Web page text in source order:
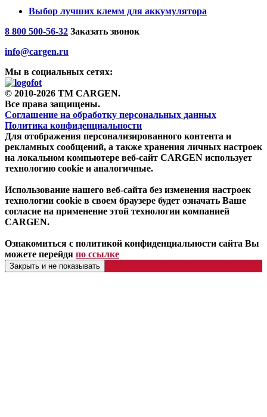
Выбор лучших клемм для аккумулятора
8 800 500-56-32 Заказать звонок
info@cargen.ru
Мы в социальных сетях:
© 2010-2026 TM CARGEN.
Все права защищены.
Соглашение на обработку персональных данных
Политика конфиденциальности
Для отображения персонализированного контента и
рекламных сообщений, а также хранения личных настроек
на локальном компьютере веб-сайт CARGEN использует
технологию cookie и аналогичные.
Использование нашего веб-сайта без изменения настроек
технологии cookie в своем браузере будет означать Ваше
согласие на применение этой технологии компанией
CARGEN.
Ознакомиться с политикой конфиденциальности сайта Вы
можете перейдя по ссылке
Закрыть и не показывать